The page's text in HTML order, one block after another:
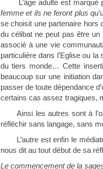
L’âge adulte est
femme et ils ne feront plus
se choisit une partenaire hors
du célibat ne peut pas être
associé à une vie
particulière dans l’Eglise ou
du tiers monde… Cette
beaucoup sur une initiation
passer de toute dépendance
certains cas assez tragiques,
Ainsi les autres sont à
réfléchir sans langage, sans
L’autre est enfin le
nous dit au tout début de sa
Le commencement de la